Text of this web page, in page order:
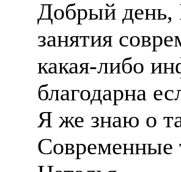
Добрый день,
занятия
какая-либо
благодарна
Я же знаю о
Современные